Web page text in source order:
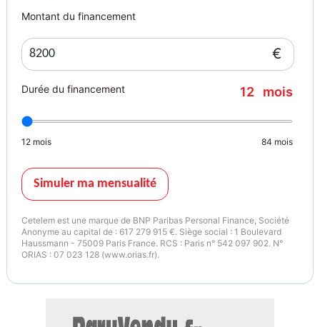
Vignette Crit’Air
6 mois
Montant du financement
€
Durée du financement 12 mois
12 mois 84 mois
Simuler ma mensualité
Cetelem est une marque de BNP Paribas Personal Finance, Société
Anonyme au capital de : 617 279 915 €. Siège social : 1 Boulevard
Haussmann - 75009 Paris France. RCS : Paris n° 542 097 902. N°
ORIAS : 07 023 128 (www.orias.fr).